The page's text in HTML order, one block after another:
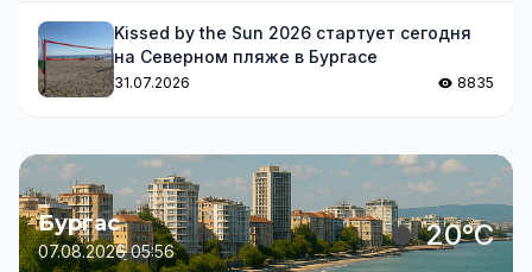
Kissed by the Sun 2026 стартует сегодня
на Северном пляже в Бургасе
31.07.2026 8835
Бургас
07.08.2026 05:56 20°C